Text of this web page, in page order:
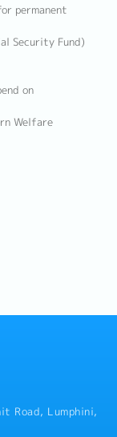
permanent
Security Fund)
on
Welfare
Road, Lumphini,